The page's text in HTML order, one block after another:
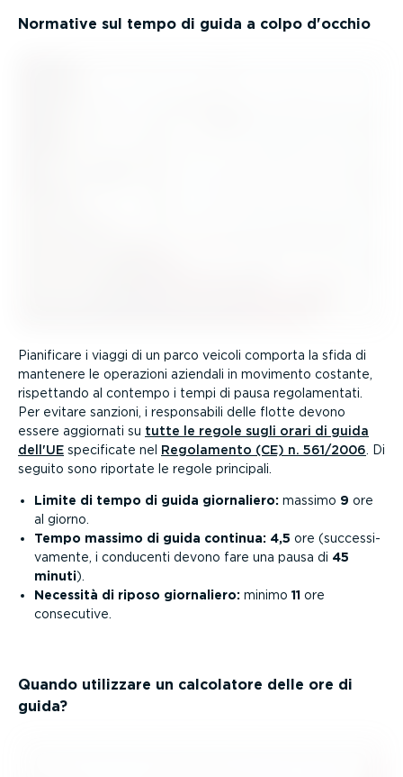
Normative sul tempo di guida a colpo d'occhio
Pianificare i viaggi di un parco veicoli comporta la sfida di
mantenere le operazioni aziendali in movimento costante,
rispettando al contempo i tempi di pausa regola­mentati.
Per evitare sanzioni, i respon­sabili delle flotte devono
essere aggiornati su tutte le regole sugli orari di guida
dell'UE specificate nel Regolamento (CE) n. 561/2006 . Di
seguito sono riportate le regole principali.
Limite di tempo di guida giornaliero:massimo 9 ore
al giorno.
Tempo massimo di guida continua: 4,5 ore (succes­si­
va­mente, i conducenti devono fare una pausa di 45
minuti).
Necessità di riposo giornaliero:minimo 11ore
consecutive.
Quando utilizzare un calcolatore delle ore di
guida?